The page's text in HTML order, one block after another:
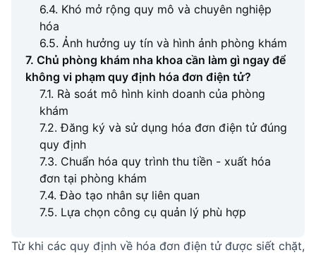
6.4. Khó mở rộng quy mô và chuyên nghiệp
hóa
6.5. Ảnh hưởng uy tín và hình ảnh phòng khám
7. Chủ phòng khám nha khoa cần làm gì ngay để
không vi phạm quy định hóa đơn điện tử?
7.1. Rà soát mô hình kinh doanh của phòng
khám
7.2. Đăng ký và sử dụng hóa đơn điện tử đúng
quy định
7.3. Chuẩn hóa quy trình thu tiền - xuất hóa
đơn tại phòng khám
7.4. Đào tạo nhân sự liên quan
7.5. Lựa chọn công cụ quản lý phù hợp
Từ khi các quy định về hóa đơn điện tử được siết chặt,